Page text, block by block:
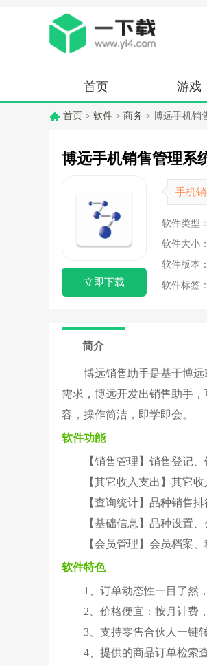
首页 游戏
首页 > 软件 > 商务 > 博远手机销
博远手机销售管理系
立即下载
手机
软件类型：
软件大小：
软件版本：
软件标签：
简介
博远销售助手是基于博
需求，博远开发出销售助手
容，操作简洁，即学即会。
软件功能
【销售管理】销售登记
【其它收入支出】其它
【查询统计】品种销售
【基础信息】品种设置
【会员管理】会员档案
软件特色
1、订单动态性一目了然
2、价格便宜：按月计费
3、支持零售合伙人一键
4、提供的商品订单检索